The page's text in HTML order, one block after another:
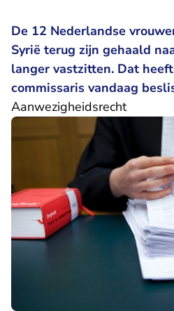
De 12 Nederlandse
Syrië terug zijn gehaald
langer vastzitten. Dat
commissaris vandaag
Aanwezigheidsrecht